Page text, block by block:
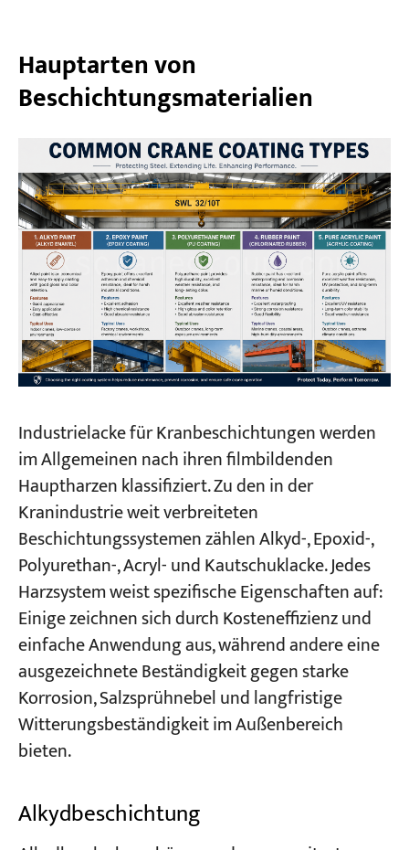
Hauptarten von
Beschichtungsmaterialien
Industrielacke für Kranbeschichtungen werden
im Allgemeinen nach ihren filmbildenden
Hauptharzen klassifiziert. Zu den in der
Kranindustrie weit verbreiteten
Beschichtungssystemen zählen Alkyd-, Epoxid-,
Polyurethan-, Acryl- und Kautschuklacke. Jedes
Harzsystem weist spezifische Eigenschaften auf:
Einige zeichnen sich durch Kosteneffizienz und
einfache Anwendung aus, während andere eine
ausgezeichnete Beständigkeit gegen starke
Korrosion, Salzsprühnebel und langfristige
Witterungsbeständigkeit im Außenbereich
bieten.
Alkydbeschichtung